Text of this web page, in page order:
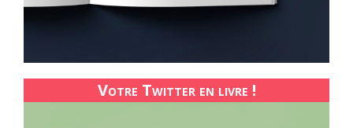
Votre Twitter en livre !